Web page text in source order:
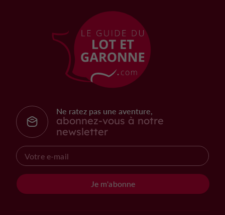
Ne ratez pas une aventure,
abonnez-vous à notre
newsletter
Je m'abonne